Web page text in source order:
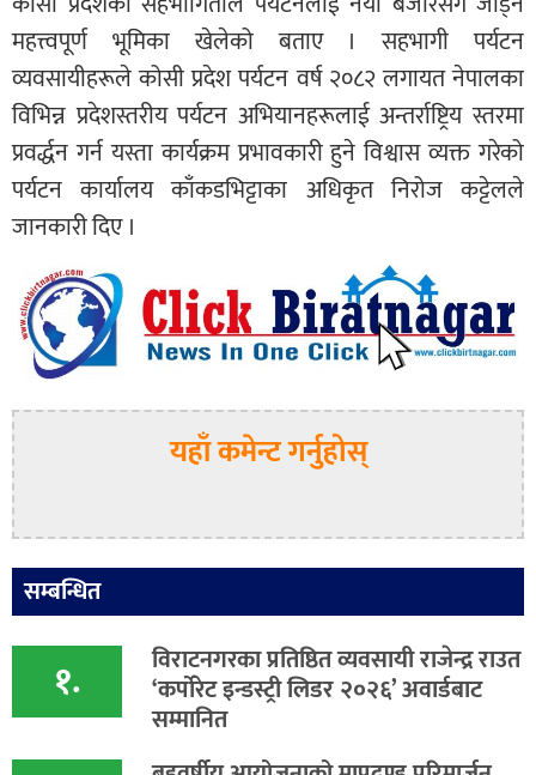
महत्त्वपूर्ण भूमिका खेलेको बताए । सहभागी पर्यटन
व्यवसायीहरूले कोसी प्रदेश पर्यटन वर्ष २०८२ लगायत नेपालका
विभिन्न प्रदेशस्तरीय पर्यटन अभियानहरूलाई अन्तर्राष्ट्रिय स्तरमा
प्रवर्द्धन गर्न यस्ता कार्यक्रम प्रभावकारी हुने विश्वास व्यक्त गरेको
पर्यटन कार्यालय काँकडभिट्टाका अधिकृत निरोज कट्टेलले
जानकारी दिए ।
यहाँ कमेन्ट गर्नुहोस्
सम्बन्धित
१. विराटनगरका प्रतिष्ठित व्यवसायी राजेन्द्र राउत
‘कर्पोरेट इन्डस्ट्री लिडर २०२६’ अवार्डबाट
सम्मानित